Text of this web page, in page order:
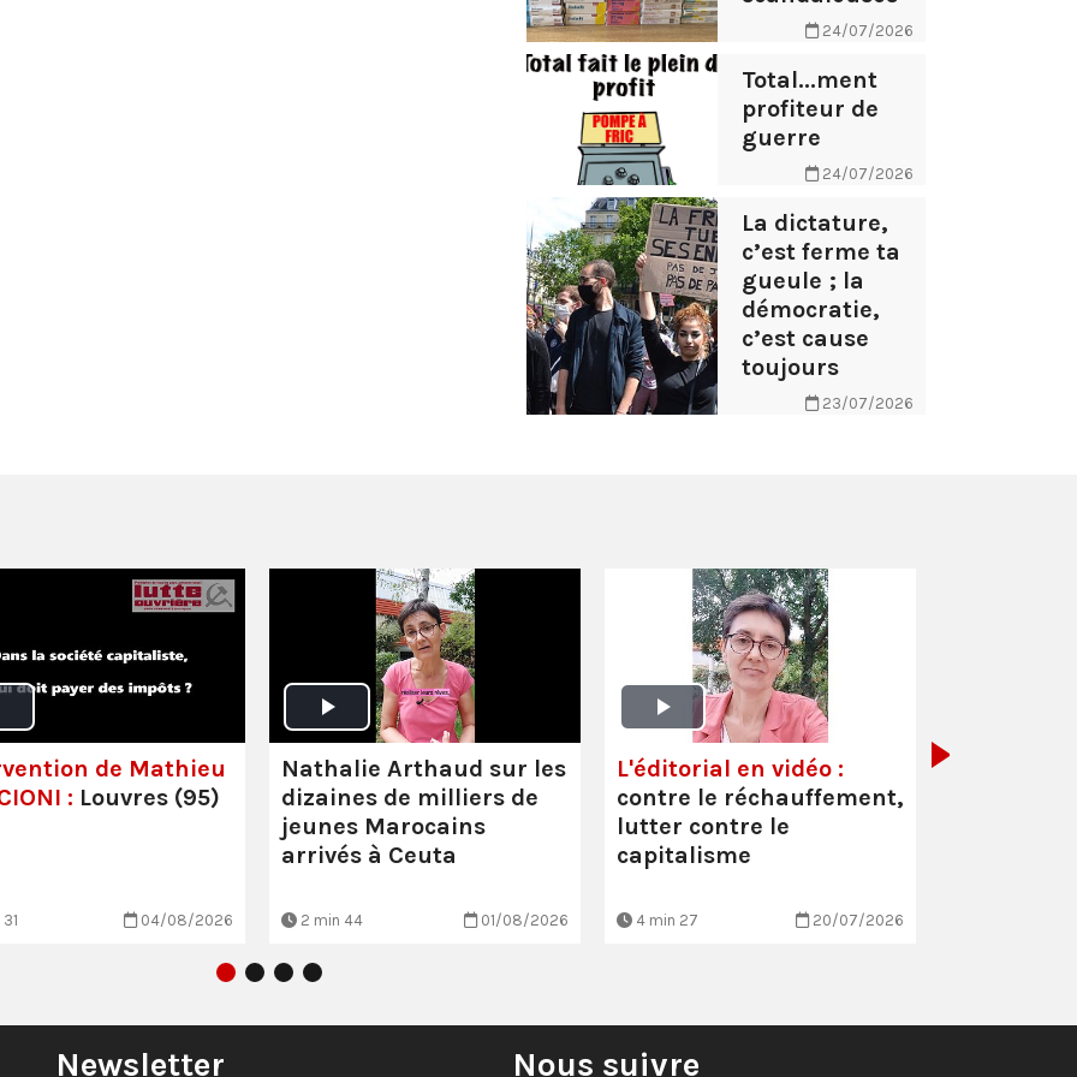
24/07/2026
Total...ment
profiteur de
guerre
24/07/2026
La dictature,
c’est ferme ta
gueule ; la
démocratie,
c’est cause
toujours
23/07/2026
de Mathieu
: Louvres (95)
04/08/2026
Nathalie Arthaud sur les
dizaines de milliers de
jeunes Marocains
arrivés à Ceuta
2 min 44 01/08/2026
L'éditorial en vidéo :
contre le réchauffement,
lutter contre le
capitalisme
4 min 27 20/07/2026
Newsletter Nous suivre